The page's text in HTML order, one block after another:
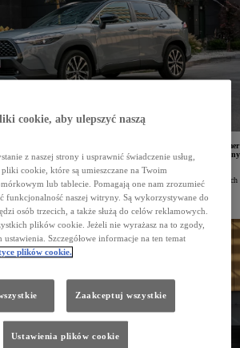
uznana przez niezależną organizację konsumencką Consumer
wybór spośród SUV-ów i crossoverów. Model ten został wyróżniony
niskie średnie zużycie paliwa.
Reports od 1936 roku analizuje rynek. Skupia się na aspektach
użytkowników, takich jak koszty użytkowania, niezawodność oraz
przez nią testy, badania i rankingi dla milionów klientów na całym
zakupowych.
cookie, aby ulepszyć naszą
z naszej strony i usprawnić świadczenie usług,
cookie, które są umieszczane na Twoim
lub tablecie. Pomagają one nam zrozumieć
funkcjonalność naszej witryny. Są wykorzystywane do
osób trzecich, a także służą do celów reklamowych.
plików cookie. Jeżeli nie wyrażasz na to zgody,
ustawienia. Szczegółowe informacje na ten temat
plików cookie.
Zaakceptuj wszystkie
Ustawienia plików cookie